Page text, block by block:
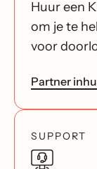
Huur een
om je te
voor
Partner
SUPPORT